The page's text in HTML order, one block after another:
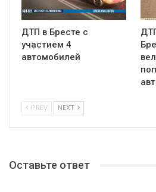
ДТП в Бресте с
участием 4
автомобилей
PREV NEXT
Оставьте ответ